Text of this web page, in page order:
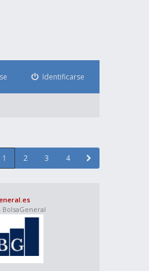
Identificarse
1 2 3 4
BolsaGeneral